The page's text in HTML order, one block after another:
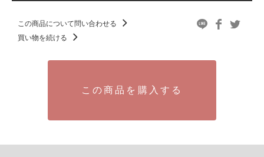
この商品を購入する
この商品について問い合わせる
買い物を続ける